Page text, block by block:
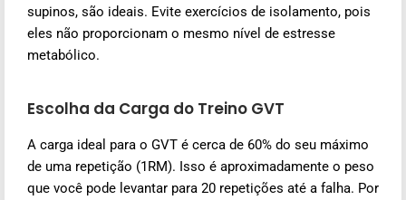
supinos, são ideais. Evite exercícios de isolamento, pois
eles não proporcionam o mesmo nível de estresse
metabólico.
Escolha da Carga do Treino GVT
A carga ideal para o GVT é cerca de 60% do seu máximo
de uma repetição (1RM). Isso é aproximadamente o peso
que você pode levantar para 20 repetições até a falha. Por